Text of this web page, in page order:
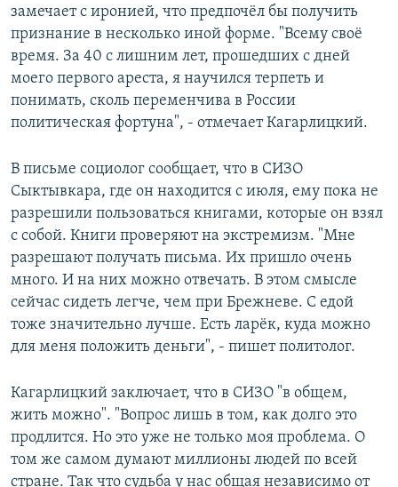
замечает с иронией, что предпочёл бы получить
признание в несколько иной форме. "Всему своё
время. За 40 с лишним лет, прошедших с дней
моего первого ареста, я научился терпеть и
понимать, сколь переменчива в России
политическая фортуна", - отмечает Кагарлицкий.
В письме социолог сообщает, что в СИЗО
Сыктывкара, где он находится с июля, ему пока не
разрешили пользоваться книгами, которые он взял
с собой. Книги проверяют на экстремизм. "Мне
разрешают получать письма. Их пришло очень
много. И на них можно отвечать. В этом смысле
сейчас сидеть легче, чем при Брежневе. С едой
тоже значительно лучше. Есть ларёк, куда можно
для меня положить деньги", - пишет политолог.
Кагарлицкий заключает, что в СИЗО "в общем,
жить можно". "Вопрос лишь в том, как долго это
продлится. Но это уже не только моя проблема. О
том же самом думают миллионы людей по всей
стране. Так что судьба у нас общая независимо от